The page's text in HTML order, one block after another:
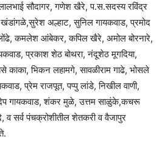
सौदागर, गणेश खैरे, प.स.सदस्य रविंद्र
अल्हाट, सुनिल गायकवाड, प्रमोद
कमलेश आंबेकर, कपिल खैरे, अमोल बोरनारे,
प्रकाश शेठ बोथरा, नंदूशेठ मूगदिया,
काका, भिकन लहामगे, सावळीराम गाढे, भोसले
प्रेम राजपूत, पप्पु लांडे, निखील वाणी,
गायकवाड, शंकर मुळे, उत्तम साळुंके,कचरू
व सर्व पंचक्रोशीतील शेतकरी व वैजापुर